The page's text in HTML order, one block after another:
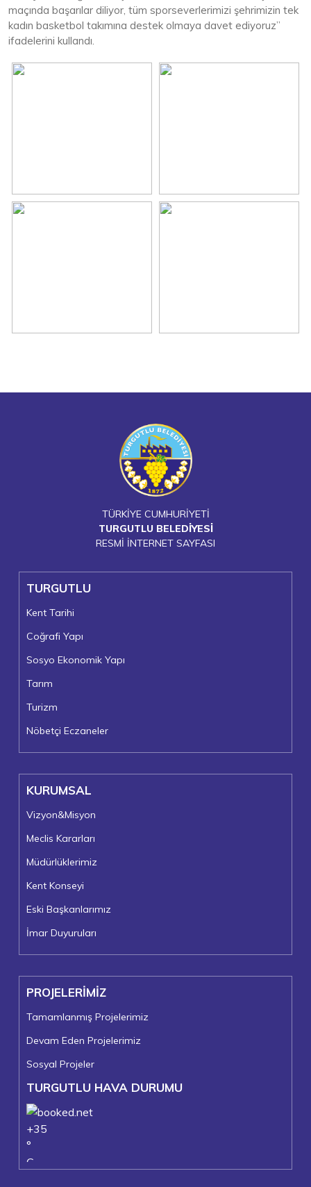
maçında başarılar diliyor, tüm sporseverlerimizi şehrimizin tek
kadın basketbol takımına destek olmaya davet ediyoruz”
ifadelerini kullandı.
TÜRKİYE CUMHURİYETİ
TURGUTLU BELEDİYESİ
RESMİ İNTERNET SAYFASI
TURGUTLU
Kent Tarihi
Coğrafi Yapı
Sosyo Ekonomik Yapı
Tarım
Turizm
Nöbetçi Eczaneler
KURUMSAL
Vizyon&Misyon
Meclis Kararları
Müdürlüklerimiz
Kent Konseyi
Eski Başkanlarımız
İmar Duyuruları
PROJELERİMİZ
Tamamlanmış Projelerimiz
Devam Eden Projelerimiz
Sosyal Projeler
TURGUTLU HAVA DURUMU
+35
°
C